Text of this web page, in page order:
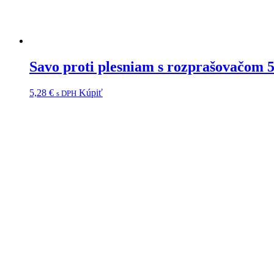
Savo proti plesniam s rozprašovačom
5,28 € s DPH Kúpiť